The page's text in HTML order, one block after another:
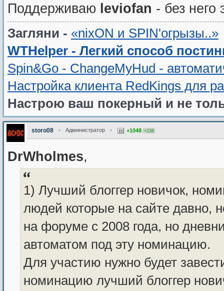
Поддерживаю leviofan - без него
Загляни - «nixON и SPIN'oгрызы..»
WTHelper - Легкий способ
Spin&Go - ChangeMyHud -
Настройка клиента RedKings для
Настрою ваш покерный и не
storo08 • Администратор • +1048 +238
DrWholmes,
1) Лучший блоггер новичок,
людей которые на сайте давно,
на форуме с 2008 года, но
автоматом под эту номинацию.
Для участию нужно будет
номинацию лучший блоггер